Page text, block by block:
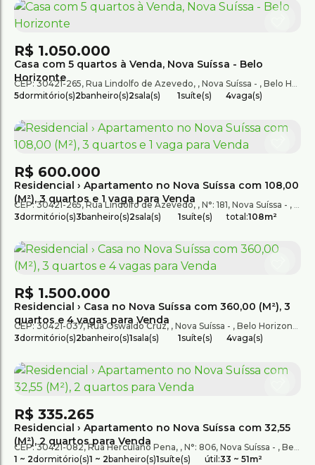
Casa com 5 quartos à Venda, Nova Suíssa - Belo
Horizonte
R$ 1.050.000
CEP: 30421-265, Rua Lindolfo de Azevedo , Nova Suíssa , Belo Horizonte
5dormitório(s)2banheiro(s)2sala(s) 1suíte(s) 4vaga(s)
Residencial › Apartamento no Nova Suíssa com 108,00
(M²), 3 quartos e 1 vaga para Venda
R$ 600.000
CEP: 30421-265,Rua Lindolfo de Azevedo , N°: 181, Nova Suíssa ,
3dormitório(s)3banheiro(s)2sala(s) 1suíte(s) total:108m²
Residencial › Casa no Nova Suíssa com 360,00 (M²), 3
quartos e 4 vagas para Venda
R$ 1.500.000
CEP: 30421-037,Rua Oswaldo Cruz , Nova Suíssa , Belo Horizonte
3dormitório(s)2banheiro(s)1sala(s) 1suíte(s) 4vaga(s)
Residencial › Apartamento no Nova Suíssa com 32,55
(M²), 2 quartos para Venda
R$ 335.265
CEP: 30421-082,Rua Herculano Pena , N°: 806, Nova Suíssa , Belo Horizonte
1 ~ 2dormitório(s)1 ~ 2banheiro(s)1suíte(s) útil:33 ~ 51m²